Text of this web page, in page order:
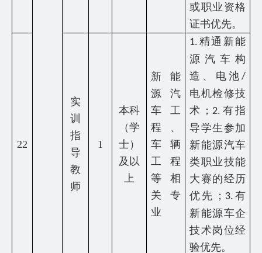
或职业资格
证书优先。
22
实
训
指
导
教
师
1
本科
（学
士）
及以
上
新能
源汽
车工
程、
车辆
工程
等相
关专
业
1. 精通新能
源汽车构
造、电池 /
电机检修技
术； 2. 有指
导学生参加
新能源汽车
类职业技能
大赛的经历
优先； 3. 有
新能源车企
技术岗位经
验优先。